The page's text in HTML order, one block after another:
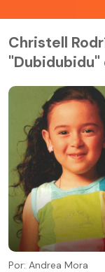
Christell
Por: Andrea Mora